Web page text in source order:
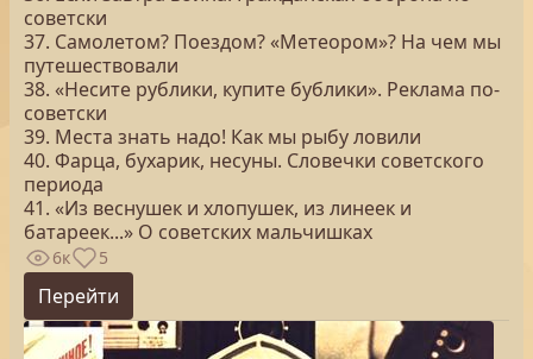
советски
37. Самолетом? Поездом? «Метеором»? На чем мы
путешествовали
38. «Несите рублики, купите бублики». Реклама по-
советски
39. Места знать надо! Как мы рыбу ловили
40. Фарца, бухарик, несуны. Словечки советского
периода
41. «Из веснушек и хлопушек, из линеек и
батареек...» О советских мальчишках
6к 5
Перейти